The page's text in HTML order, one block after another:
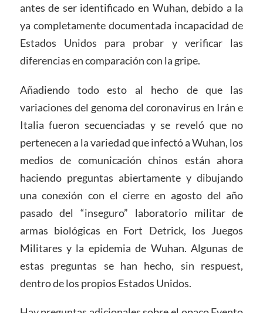
antes de ser identificado en Wuhan, debido a la
ya completamente documentada incapacidad de
Estados Unidos para probar y verificar las
diferencias en comparación con la gripe.
Añadiendo todo esto al hecho de que las
variaciones del genoma del coronavirus en Irán e
Italia fueron secuenciadas y se reveló que no
pertenecen a la variedad que infectó a Wuhan, los
medios de comunicación chinos están ahora
haciendo preguntas abiertamente y dibujando
una conexión con el cierre en agosto del año
pasado del “inseguro” laboratorio militar de
armas biológicas en Fort Detrick, los Juegos
Militares y la epidemia de Wuhan. Algunas de
estas preguntas se han hecho, sin respuest,
dentro de los propios Estados Unidos.